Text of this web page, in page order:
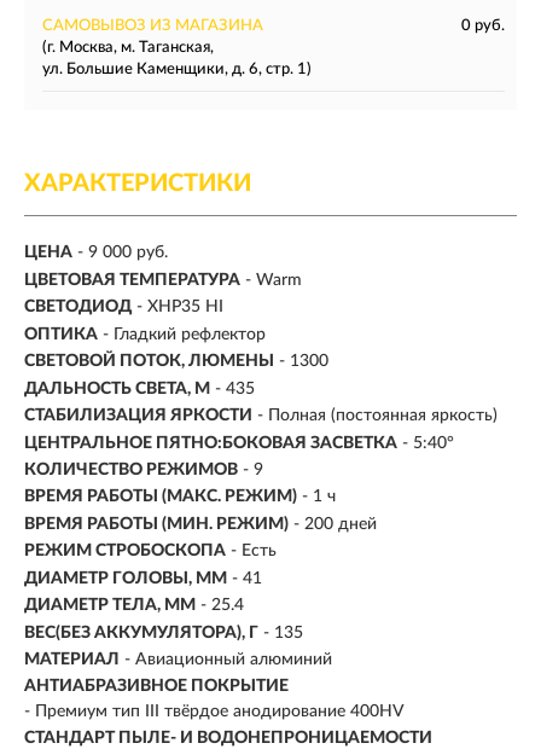
САМОВЫВОЗ ИЗ МАГАЗИНА
0 руб.
(г. Москва, м. Таганская,
ул. Большие Каменщики, д. 6, стр. 1)
ХАРАКТЕРИСТИКИ
ЦЕНА - 9 000 руб.
ЦВЕТОВАЯ ТЕМПЕРАТУРА - Warm
СВЕТОДИОД - XHP35 HI
ОПТИКА - Гладкий рефлектор
СВЕТОВОЙ ПОТОК, ЛЮМЕНЫ
- 1300
ДАЛЬНОСТЬ СВЕТА, М - 435
СТАБИЛИЗАЦИЯ ЯРКОСТИ - Полная (постоянная яркость)
ЦЕНТРАЛЬНОЕ ПЯТНО:БОКОВАЯ ЗАСВЕТКА - 5:40°
КОЛИЧЕСТВО РЕЖИМОВ - 9
ВРЕМЯ РАБОТЫ (МАКС. РЕЖИМ) - 1 ч
ВРЕМЯ РАБОТЫ (МИН. РЕЖИМ) - 200 дней
РЕЖИМ СТРОБОСКОПА - Есть
ДИАМЕТР ГОЛОВЫ, ММ - 41
ДИАМЕТР ТЕЛА, ММ - 25.4
ВЕС(БЕЗ АККУМУЛЯТОРА), Г - 135
МАТЕРИАЛ - Авиационный алюминий
АНТИАБРАЗИВНОЕ ПОКРЫТИЕ
- Премиум тип III твёрдое анодирование 400HV
СТАНДАРТ ПЫЛЕ- И ВОДОНЕПРОНИЦАЕМОСТИ